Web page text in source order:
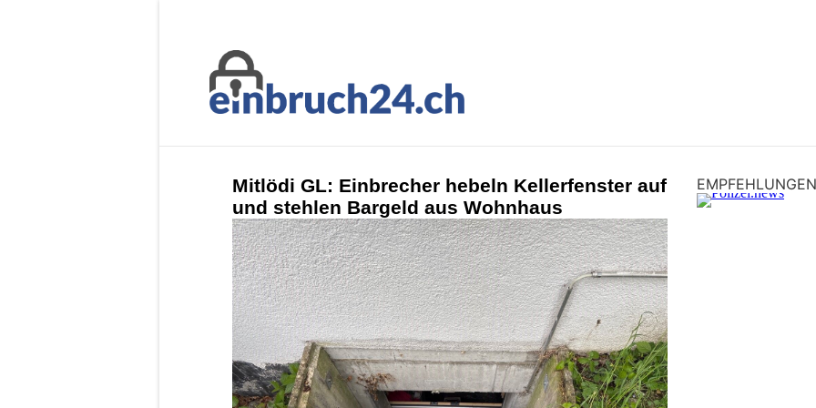
Mitlödi GL: Einbrecher hebeln Kellerfenster auf
und stehlen Bargeld aus Wohnhaus
EMPFEHLUNGEN